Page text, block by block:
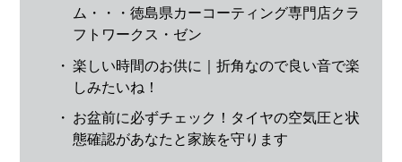
ム・・・徳島県カーコーティング専門店クラ
フトワークス・ゼン
・ 楽しい時間のお供に｜折角なので良い音で楽
しみたいね！
・ お盆前に必ずチェック！タイヤの空気圧と状
態確認があなたと家族を守ります